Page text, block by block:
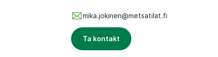
mika.jokinen@metsatilat.fi
Ta kontakt